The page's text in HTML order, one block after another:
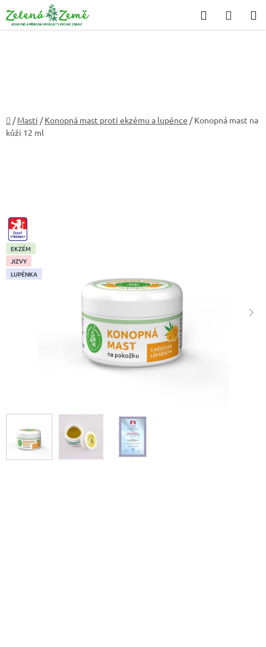
na
obsah
Hledat
KOŠÍK
Domů
/ Masti / Konopná mast proti ekzému a lupénce / Konopná mast na
kůži 12 ml
CZ-
VYROBEK
EKZÉM
JIZVY
LUPÉNKA